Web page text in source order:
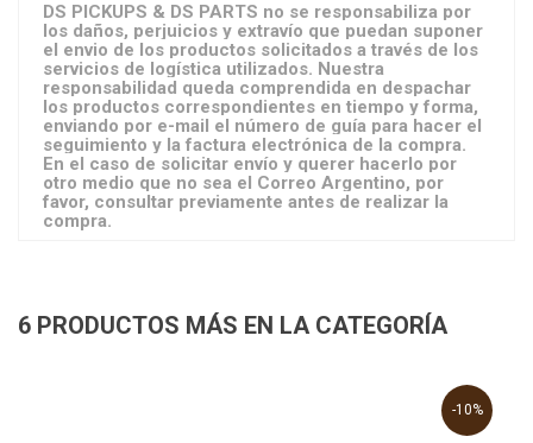
DS PICKUPS & DS PARTS no se responsabiliza por
los daños, perjuicios y extravío que puedan suponer
el envio de los productos solicitados a través de los
servicios de logística utilizados. Nuestra
responsabilidad queda comprendida en despachar
los productos correspondientes en tiempo y forma,
enviando por e-mail el número de guía para hacer el
seguimiento y la factura electrónica de la compra.
En el caso de solicitar envío y querer hacerlo por
otro medio que no sea el Correo Argentino, por
favor, consultar previamente antes de realizar la
compra.
6 PRODUCTOS MÁS EN LA CATEGORÍA
-10%